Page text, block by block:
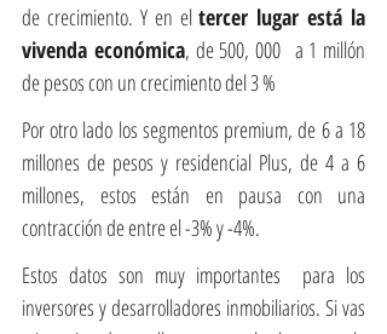
de crecimiento. Y en el tercer lugar está la
vivenda económica, de 500, 000  a 1 millón
de pesos con un crecimiento del 3 %
Por otro lado los segmentos premium, de 6 a 18
millones de pesos y residencial Plus, de 4 a 6
millones, estos están en pausa con una
contracción de entre el -3% y -4%.
Estos datos son muy importantes  para los
inversores y desarrolladores inmobiliarios. Si vas